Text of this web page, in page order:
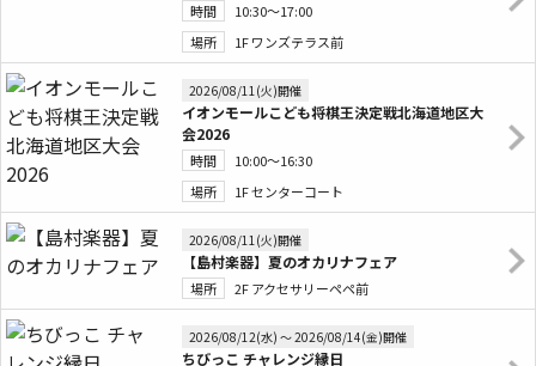
時間
10:30～17:00
場所
1F ワンズテラス前
2026/08/11(火)開催
イオンモールこども将棋王決定戦北海道地区大
会2026
時間
10:00～16:30
場所
1F センターコート
2026/08/11(火)開催
【島村楽器】夏のオカリナフェア
場所 2F アクセサリーペペ前
2026/08/12(水) 〜 2026/08/14(金)開催
ちびっこ チャレンジ縁日